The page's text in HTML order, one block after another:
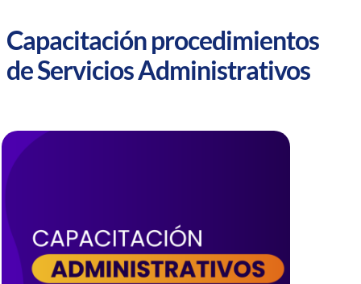
Capacitación procedimientos
de Servicios Administrativos